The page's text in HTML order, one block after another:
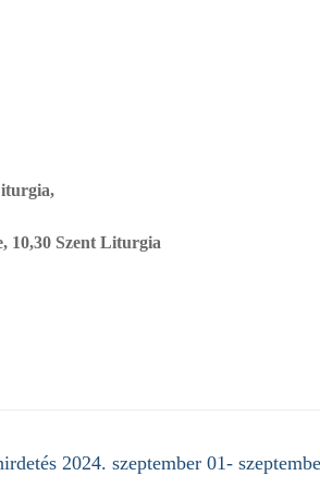
10,30 Szent Liturgia
2024. szeptember 01-